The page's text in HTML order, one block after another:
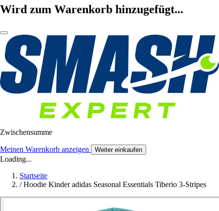
Wird zum Warenkorb hinzugefügt...
Zwischensumme
Meinen Warenkorb anzeigen Weiter einkaufen
Loading...
Startseite
/ Hoodie Kinder adidas Seasonal Essentials Tiberio 3-Stripes